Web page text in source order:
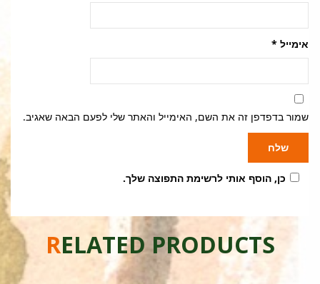
אימייל *
שמור בדפדפן זה את השם, האימייל והאתר שלי לפעם הבאה שאגיב.
כן, הוסף אותי לרשימת התפוצה שלך.
RELATED PRODUCTS